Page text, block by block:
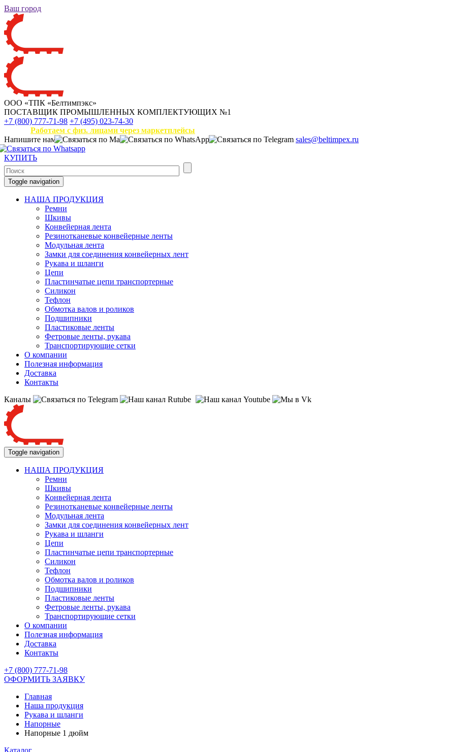
Ваш город
ООО «ТПК «Белтимпэкс»
ПОСТАВЩИК ПРОМЫШЛЕННЫХ КОМПЛЕКТУЮЩИХ №1
+7 (800) 777-71-98 +7 (495) 023-74-30
Работаем с физ. лицами через маркетплейсы
Напишите нам
sales@beltimpex.ru
КУПИТЬ
Toggle navigation
НАША ПРОДУКЦИЯ
Ремни
Шкивы
Конвейерная лента
Резинотканевые конвейерные ленты
Модульная лента
Замки для соединения конвейерных лент
Рукава и шланги
Цепи
Пластинчатые цепи транспортерные
Силикон
Тефлон
Обмотка валов и роликов
Подшипники
Пластиковые ленты
Фетровые ленты, рукава
Транспортирующие сетки
О компании
Полезная информация
Доставка
Контакты
Каналы
Toggle navigation
НАША ПРОДУКЦИЯ
Ремни
Шкивы
Конвейерная лента
Резинотканевые конвейерные ленты
Модульная лента
Замки для соединения конвейерных лент
Рукава и шланги
Цепи
Пластинчатые цепи транспортерные
Силикон
Тефлон
Обмотка валов и роликов
Подшипники
Пластиковые ленты
Фетровые ленты, рукава
Транспортирующие сетки
О компании
Полезная информация
Доставка
Контакты
+7 (800) 777-71-98
ОФОРМИТЬ ЗАЯВКУ
Главная
Наша продукция
Рукава и шланги
Напорные
Напорные 1 дюйм
Каталог